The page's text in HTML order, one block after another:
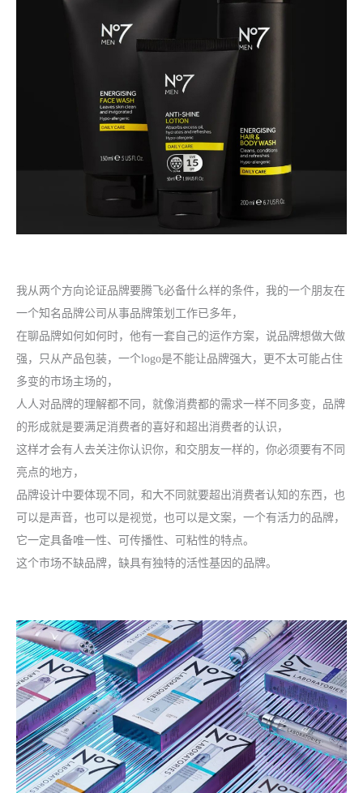
我从两个方向论证品牌要腾飞必备什么样的条件，我的一个朋友在
一个知名品牌公司从事品牌策划工作已多年，
在聊品牌如何如何时，他有一套自己的运作方案，说品牌想做大做
强，只从产品包装，一个logo是不能让品牌强大，更不太可能占住
多变的市场主场的，
人人对品牌的理解都不同，就像消费都的需求一样不同多变，品牌
的形成就是要满足消费者的喜好和超出消费者的认识，
这样才会有人去关注你认识你，和交朋友一样的，你必须要有不同
亮点的地方，
品牌设计中要体现不同，和大不同就要超出消费者认知的东西，也
可以是声音，也可以是视觉，也可以是文案，一个有活力的品牌，
它一定具备唯一性、可传播性、可粘性的特点。
这个市场不缺品牌，缺具有独特的活性基因的品牌。